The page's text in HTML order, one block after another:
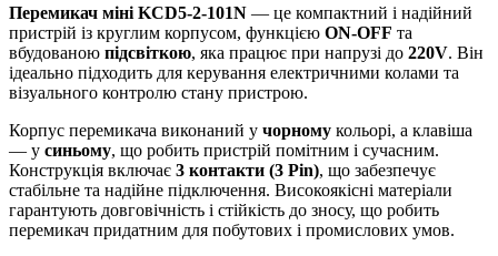
Перемикач міні KCD5-2-101N — це компактний і надійний
пристрій із круглим корпусом, функцією ON-OFF та
вбудованою підсвіткою, яка працює при напрузі до 220V. Він
ідеально підходить для керування електричними колами та
візуального контролю стану пристрою.
Корпус перемикача виконаний у чорному кольорі, а клавіша
— у синьому, що робить пристрій помітним і сучасним.
Конструкція включає 3 контакти (3 Pin), що забезпечує
стабільне та надійне підключення. Високоякісні матеріали
гарантують довговічність і стійкість до зносу, що робить
перемикач придатним для побутових і промислових умов.